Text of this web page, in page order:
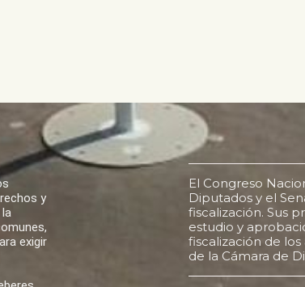
y
exigir
El Congreso
Diputados y el
fiscalización. Sus
estudio y
fiscalización de
de la Cámara de